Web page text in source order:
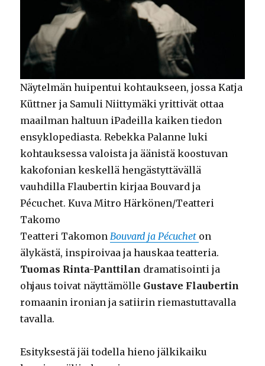
Näytelmän huipentui kohtaukseen, jossa Katja
Küttner ja Samuli Niittymäki yrittivät ottaa
maailman haltuun iPadeilla kaiken tiedon
ensyklopediasta. Rebekka Palanne luki
kohtauksessa valoista ja äänistä koostuvan
kakofonian keskellä hengästyttävällä
vauhdilla Flaubertin kirjaa Bouvard ja
Pécuchet. Kuva Mitro Härkönen/Teatteri
Takomo
Teatteri Takomon Bouvard ja Pécuchet on
älykästä, inspiroivaa ja hauskaa teatteria.
Tuomas Rinta-Panttilan dramatisointi ja
ohjaus toivat näyttämölle Gustave Flaubertin
romaanin ironian ja satiirin riemastuttavalla
tavalla.
Esityksestä jäi todella hieno jälkikaiku